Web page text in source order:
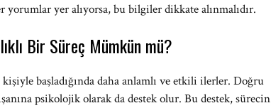
yer alıyorsa, bu bilgiler dikkate alınmalıdır.
Bir Süreç Mümkün mü?
başladığında daha anlamlı ve etkili ilerler. Doğru
psikolojik olarak da destek olur. Bu destek, sürecin